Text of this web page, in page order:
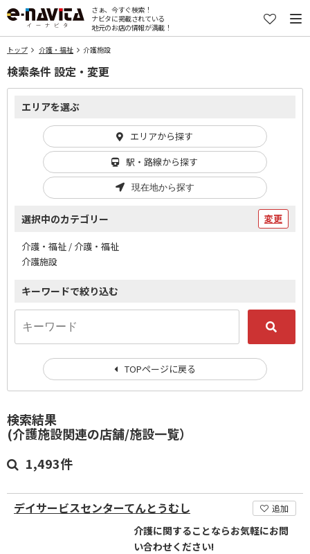
さぁ、今すぐ検索！
ナビタに掲載されている
地元のお店の情報が満載！
トップ 介護・福祉 介護施設
検索結果
(介護施設関連の店舗/施設一覧）
1,493件
デイサービスセンターてんとうむし 追加
介護に関することならお気軽にお問
い合わせください!
検索条件 設定・変更
エリアを選ぶ
エリアから探す
駅・路線から探す
現在地から探す
選択中のカテゴリー 変更
介護・福祉 / 介護・福祉
介護施設
キーワードで絞り込む
TOPページに戻る